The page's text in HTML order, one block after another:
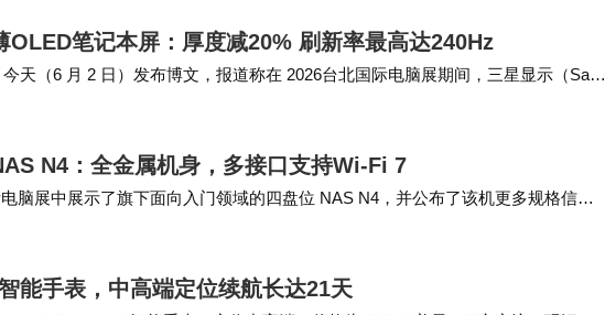
笔记本屏：厚度减20% 刷新率最高达240Hz
天（6 月 2 日）发布博文，报道称在 2026台北国际电脑展期间，三星显示（Sam
面…
N4：全金属机身，多接口支持Wi-Fi 7
脑展中展示了旗下面向入门领域的四盘位 NAS N4，并公布了该机更多规格信
设计，内部提供 4 个 3…
能手表，中高端定位续航长达21天